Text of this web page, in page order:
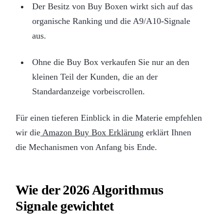
Der Besitz von Buy Boxen wirkt sich auf das
organische Ranking und die A9/A10-Signale
aus.
Ohne die Buy Box verkaufen Sie nur an den
kleinen Teil der Kunden, die an der
Standardanzeige vorbeiscrollen.
Für einen tieferen Einblick in die Materie empfehlen
wir die Amazon Buy Box Erklärung erklärt Ihnen
die Mechanismen von Anfang bis Ende.
Wie der 2026 Algorithmus
Signale gewichtet